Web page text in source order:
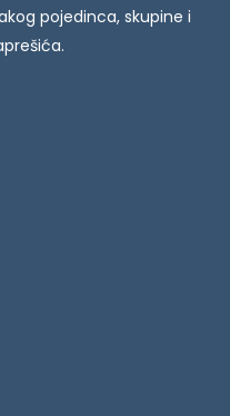
pojedinca, skupine i